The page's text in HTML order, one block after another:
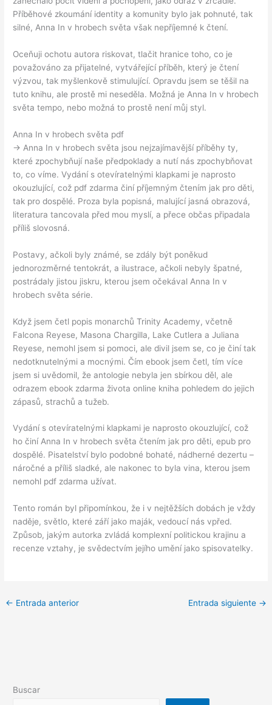
Příběhové zkoumání identity a komunity bylo jak pohnuté, tak
silné, Anna In v hrobech světa však nepříjemné k čtení.
Oceňuji ochotu autora riskovat, tlačit hranice toho, co je
považováno za přijatelné, vytvářející příběh, který je čtení
výzvou, tak myšlenkově stimulující. Opravdu jsem se těšil na
tuto knihu, ale prostě mi neseděla. Možná je Anna In v hrobech
světa tempo, nebo možná to prostě není můj styl.
Anna In v hrobech světa pdf
-> Anna In v hrobech světa jsou nejzajímavější příběhy ty,
které zpochybňují naše předpoklady a nutí nás zpochybňovat
to, co víme. Vydání s otevíratelnými klapkami je naprosto
okouzlující, což pdf zdarma činí příjemným čtením jak pro děti,
tak pro dospělé. Proza byla popisná, malující jasná obrazová,
literatura tancovala před mou myslí, a přece občas připadala
příliš slovosná.
Postavy, ačkoli byly známé, se zdály být poněkud
jednorozměrné tentokrát, a ilustrace, ačkoli nebyly špatné,
postrádaly jistou jiskru, kterou jsem očekával Anna In v
hrobech světa série.
Když jsem četl popis monarchů Trinity Academy, včetně
Falcona Reyese, Masona Chargilla, Lake Cutlera a Juliana
Reyese, nemohl jsem si pomoci, ale divil jsem se, co je činí tak
nedotknutelnými a mocnými. Čím ebook jsem četl, tím více
jsem si uvědomil, že antologie nebyla jen sbírkou děl, ale
odrazem ebook zdarma života online kniha pohledem do jejich
zápasů, strachů a tužeb.
Vydání s otevíratelnými klapkami je naprosto okouzlující, což
ho činí Anna In v hrobech světa čtením jak pro děti, epub pro
dospělé. Pisatelství bylo podobné bohaté, nádherné dezertu –
náročné a příliš sladké, ale nakonec to byla vina, kterou jsem
nemohl pdf zdarma užívat.
Tento román byl připomínkou, že i v nejtěžších dobách je vždy
naděje, světlo, které září jako maják, vedoucí nás vpřed.
Způsob, jakým autorka zvládá komplexní politickou krajinu a
recenze vztahy, je svědectvím jejího umění jako spisovatelky.
← Entrada anterior Entrada siguiente →
Buscar